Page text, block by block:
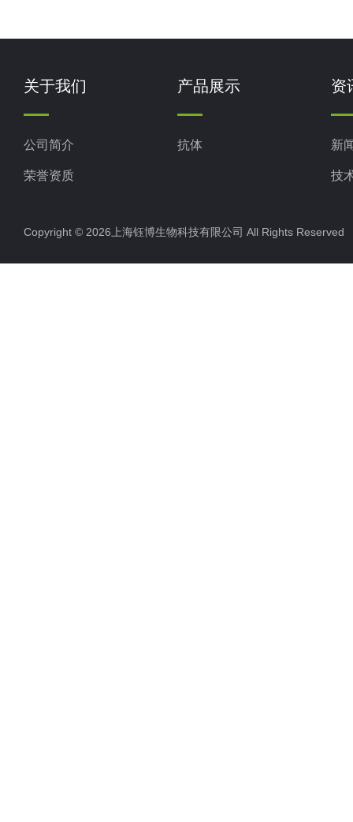
关于我们
公司简介
荣誉资质
产品展示
抗体
资
新
技
Copyright © 2026上海钰博生物科技有限公司 All Rights